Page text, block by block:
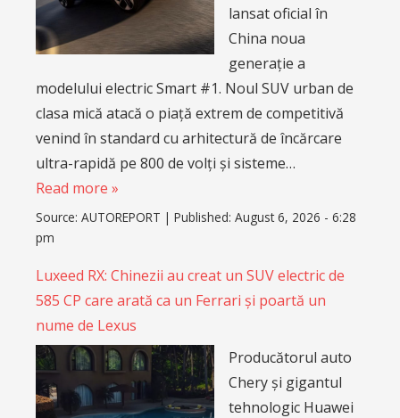
lansat oficial în
China noua
generație a
modelului electric Smart #1. Noul SUV urban de
clasa mică atacă o piață extrem de competitivă
venind în standard cu arhitectură de încărcare
ultra-rapidă pe 800 de volți și sisteme…
Read more »
Source: AUTOREPORT | Published: August 6, 2026 - 6:28
pm
Luxeed RX: Chinezii au creat un SUV electric de
585 CP care arată ca un Ferrari și poartă un
nume de Lexus
Producătorul auto
Chery și gigantul
tehnologic Huawei